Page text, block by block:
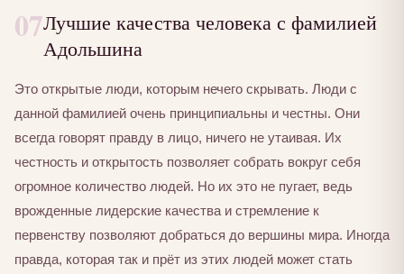
07Лучшие качества человека с фамилией
Адольшина
Это открытые люди, которым нечего скрывать. Люди с
данной фамилией очень принципиальны и честны. Они
всегда говорят правду в лицо, ничего не утаивая. Их
честность и открытость позволяет собрать вокруг себя
огромное количество людей. Но их это не пугает, ведь
врожденные лидерские качества и стремление к
первенству позволяют добраться до вершины мира. Иногда
правда, которая так и прёт из этих людей может стать